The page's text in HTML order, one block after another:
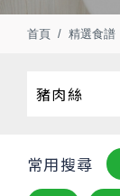
首頁 精選食譜
常用搜尋